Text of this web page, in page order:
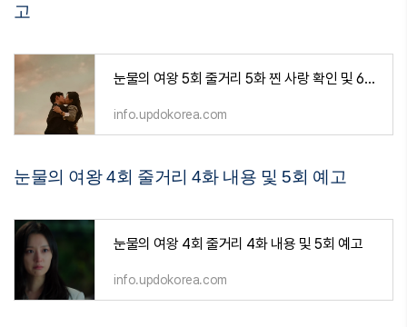
고
눈물의 여왕 5회 줄거리 5화 찐 사랑 확인 및 6회 예고
info.updokorea.com
눈물의 여왕 4회 줄거리 4화 내용 및 5회 예고
눈물의 여왕 4회 줄거리 4화 내용 및 5회 예고
info.updokorea.com